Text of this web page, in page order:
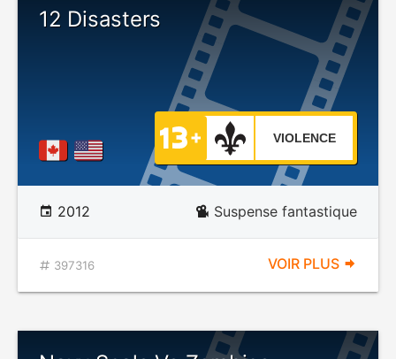
12 Disasters
VIOLENCE
2012 Suspense fantastique
397316 VOIR PLUS